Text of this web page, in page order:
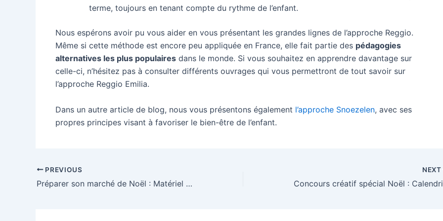
terme, toujours en tenant compte du rythme de l’enfant.
Nous espérons avoir pu vous aider en vous présentant les grandes lignes de l’approche Reggio.
Même si cette méthode est encore peu appliquée en France, elle fait partie des pédagogies
alternatives les plus populaires dans le monde. Si vous souhaitez en apprendre davantage sur
celle-ci, n’hésitez pas à consulter différents ouvrages qui vous permettront de tout savoir sur
l’approche Reggio Emilia.
Dans un autre article de blog, nous vous présentons également l’approche Snoezelen, avec ses
propres principes visant à favoriser le bien-être de l’enfant.
Post
navigation
PREVIOUS
Préparer son marché de Noël : Matériel pour revendeur et artisan
NEXT